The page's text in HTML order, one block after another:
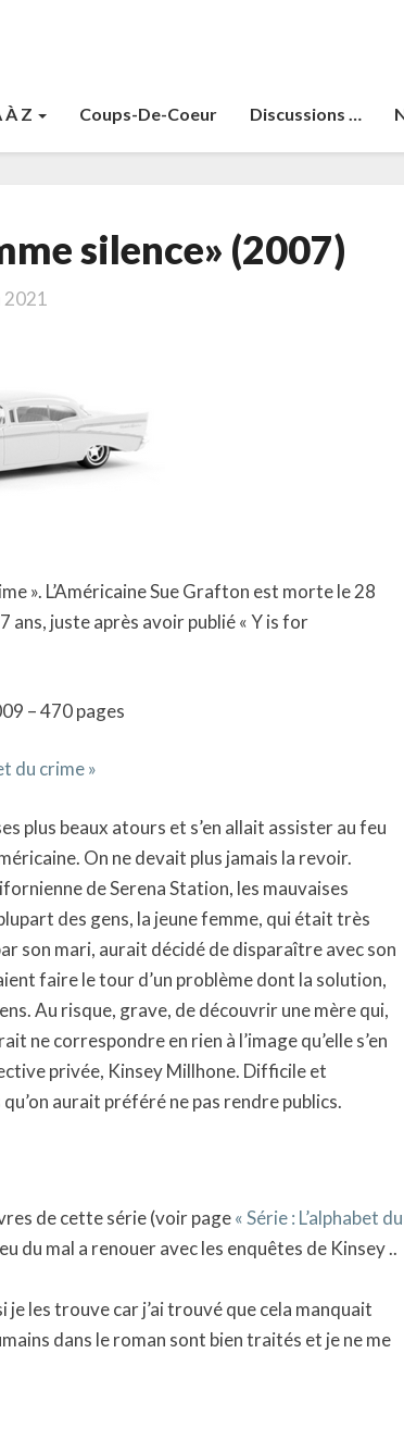
À Z Coups-De-Coeur Discussions …
Sue
comme
silence» (2007)
2021
». L’Américaine Sue Grafton est morte le 28
ans, juste après avoir publié « Y is for
– 470 pages
du crime »
plus beaux atours et s’en allait assister au feu
On ne devait plus jamais la revoir.
de Serena Station, les mauvaises
des gens, la jeune femme, qui était très
son mari, aurait décidé de disparaître avec son
faire le tour d’un problème dont la solution,
Au risque, grave, de découvrir une mère qui,
ne correspondre en rien à l’image qu’elle s’en
privée, Kinsey Millhone. Difficile et
aurait préféré ne pas rendre publics.
de cette série (voir page« Série : L’alphabet du
du mal a renouer avec les enquêtes de Kinsey ..
je les trouve car j’ai trouvé que cela manquait
dans le roman sont bien traités et je ne me